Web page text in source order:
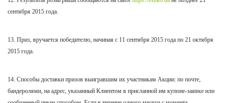
сентября 2015 года.
13. Приз, вручается победителю, начиная с 11 сентября 2015 года по 21 октября
2015 года.
14. Способы доставки призов выигравшим их участникам Акции: по почте,
бандеролями, на адрес, указанный Клиентом в присланной им купоне-заявке или